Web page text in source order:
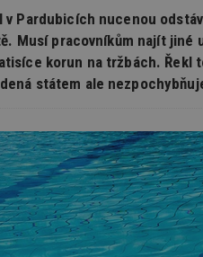
v Pardubicích nucenou
Musí pracovníkům najít
korun na tržbách. Řekl
státem ale